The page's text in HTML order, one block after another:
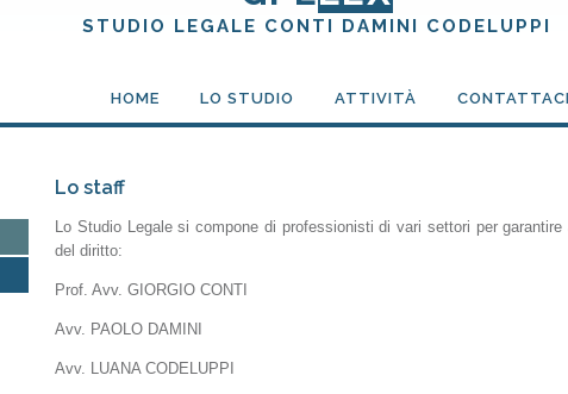
STUDIO LEGALE CONTI DAMINI CODELUPPI
HOME LO STUDIO ATTIVITÀ CONTATTACI
Lo staff
Lo Studio Legale si compone di professionisti di vari settori per
del diritto:
Prof. Avv. GIORGIO CONTI
Avv. PAOLO DAMINI
Avv. LUANA CODELUPPI